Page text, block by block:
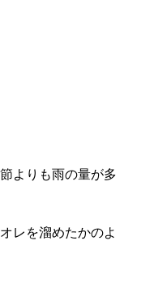
よりも雨の量が多
レを溜めたかのよ